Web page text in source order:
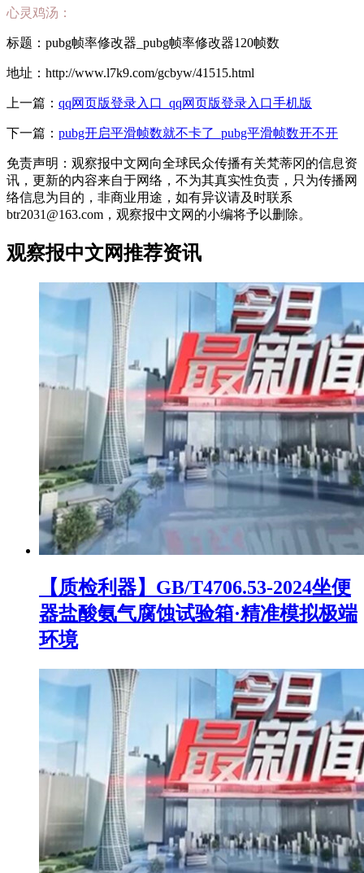
心灵鸡汤：
标题：pubg帧率修改器_pubg帧率修改器120帧数
地址：http://www.l7k9.com/gcbyw/41515.html
上一篇： qq网页版登录入口_qq网页版登录入口手机版
下一篇： pubg开启平滑帧数就不卡了_pubg平滑帧数开不开
免责声明：观察报中文网向全球民众传播有关梵蒂冈的信息资
讯，更新的内容来自于网络，不为其真实性负责，只为传播网
络信息为目的，非商业用途，如有异议请及时联系
btr2031@163.com，观察报中文网的小编将予以删除。
观察报中文网推荐资讯
【质检利器】GB/T4706.53-2024坐便
器盐酸氨气腐蚀试验箱·精准模拟极端
环境